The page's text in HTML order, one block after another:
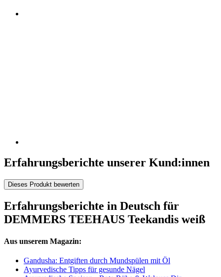
Erfahrungsberichte unserer Kund:innen
Dieses Produkt bewerten
Erfahrungsberichte in Deutsch für
DEMMERS TEEHAUS Teekandis weiß
Aus unserem Magazin:
Gandusha: Entgiften durch Mundspülen mit Öl
Ayurvedische Tipps für gesunde Nägel